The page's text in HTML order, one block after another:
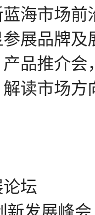
海市场
展品牌
品推介会
读市场方
坛
新发展峰会